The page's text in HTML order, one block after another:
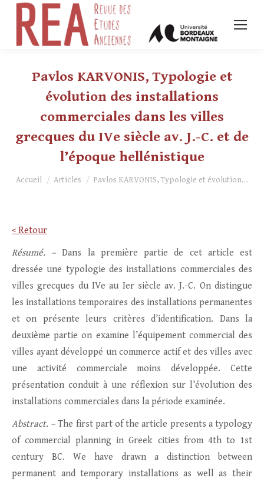
Pavlos KARVONIS, Typologie et
évolution des installations
commerciales dans les villes
grecques du IVe siècle av. J.-C. et de
l’époque hellénistique
Vous êtes ici :
Accueil Articles Pavlos KARVONIS, Typologie et évolution…
< Retour
Résumé. –Dans la première partie de cet article est
dressée une typologie des installations commerciales des
villes grecques du IVe au Ier siècle av. J.-C. On distingue
les installations temporaires des installations permanentes
et on présente leurs critères d’identification. Dans la
deuxième partie on examine l’équipement commercial des
villes ayant développé un commerce actif et des villes avec
une activité commerciale moins développée. Cette
présentation conduit à une réflexion sur l’évolution des
installations commerciales dans la période examinée.
Abstract. – The first part of the article presents a typology
of commercial planning in Greek cities from 4th to 1st
century BC. We have drawn a distinction between
permanent and temporary installations as well as their